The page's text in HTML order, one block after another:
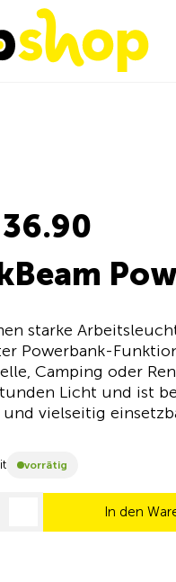
starke
Powerbank-
Camping oder
Licht und ist
vielseitig
vorrätig
quantity
increase quantity
In den